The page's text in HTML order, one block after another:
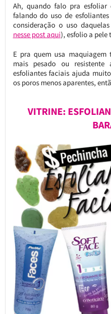
Ah, quando falo pra
falando do uso de
consideração o uso
nesse post aqui), esfolio a pele
E pra quem usa
mais pesado ou
esfoliantes faciais ajuda
os poros menos aparentes,
VITRINE: